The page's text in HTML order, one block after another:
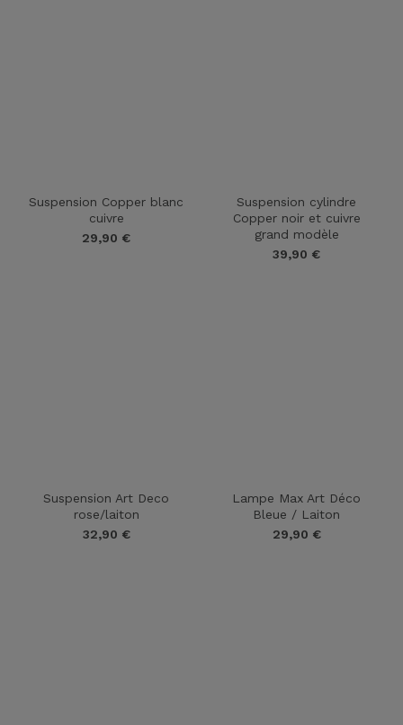
Suspension Copper blanc
cuivre
29,90 €
Suspension cylindre
Copper noir et cuivre
grand modèle
39,90 €
Suspension Art Deco
rose/laiton
32,90 €
Lampe Max Art Déco
Bleue / Laiton
29,90 €